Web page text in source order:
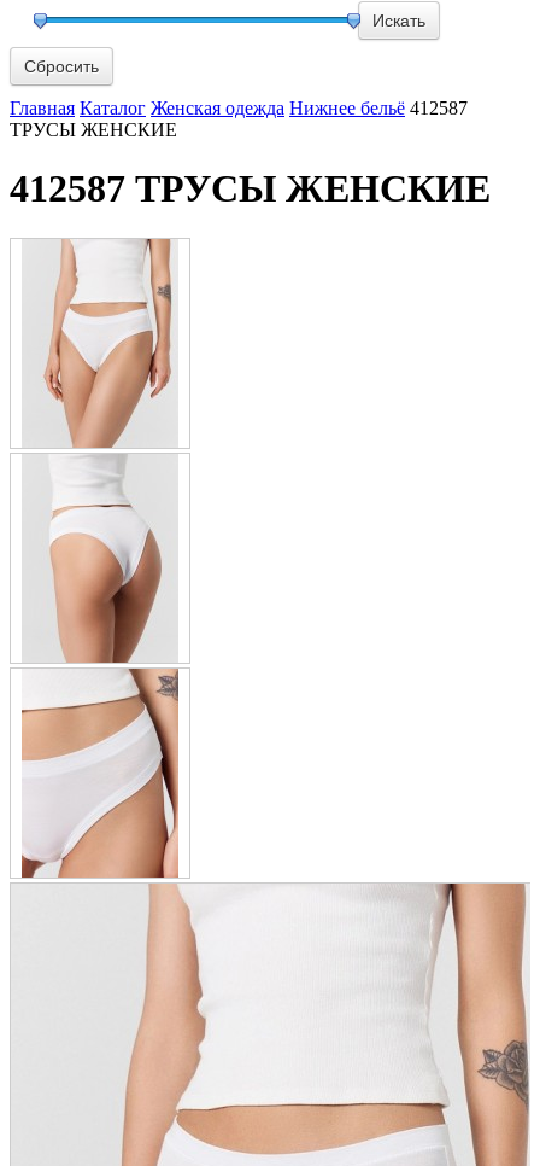
Сбросить
Главная Каталог Женская одежда Нижнее бельё 412587
ТРУСЫ ЖЕНСКИЕ
412587 ТРУСЫ ЖЕНСКИЕ